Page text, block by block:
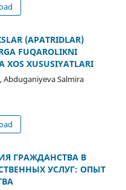
(APATRIDLAR)
FUQAROLIKNI
XOS XUSUSIYATLARI
Abduganiyeva Salmira
ГРАЖДАНСТВА В
УСЛУГ: ОПЫТ